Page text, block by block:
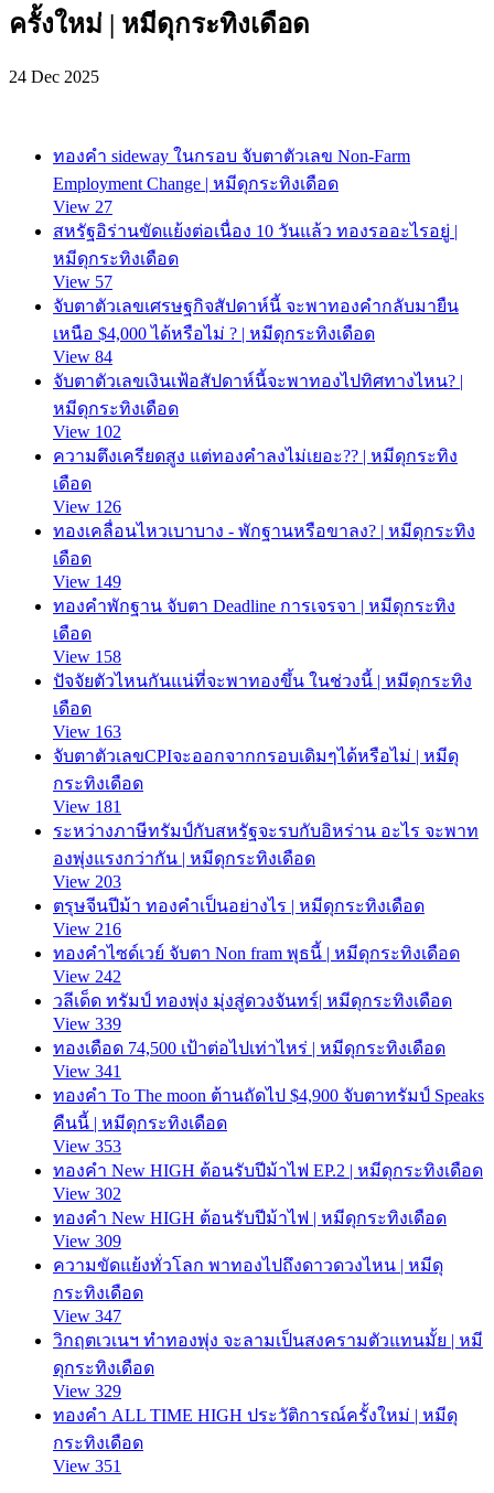
ครั้งใหม่ | หมีดุกระทิงเดือด
24 Dec 2025
ทองคำ sideway ในกรอบ จับตาตัวเลข Non-Farm
Employment Change | หมีดุกระทิงเดือด
View 27
สหรัฐอิร่านขัดแย้งต่อเนื่อง 10 วันแล้ว ทองรออะไรอยู่ |
หมีดุกระทิงเดือด
View 57
จับตาตัวเลขเศรษฐกิจสัปดาห์นี้ จะพาทองคำกลับมายืน
เหนือ $4,000 ได้หรือไม่ ? | หมีดุกระทิงเดือด
View 84
จับตาตัวเลขเงินเฟ้อสัปดาห์นี้จะพาทองไปทิศทางไหน? |
หมีดุกระทิงเดือด
View 102
ความตึงเครียดสูง แต่ทองคำลงไม่เยอะ?? | หมีดุกระทิง
เดือด
View 126
ทองเคลื่อนไหวเบาบาง - พักฐานหรือขาลง? | หมีดุกระทิง
เดือด
View 149
ทองคำพักฐาน จับตา Deadline การเจรจา | หมีดุกระทิง
เดือด
View 158
ปัจจัยตัวไหนกันแน่ที่จะพาทองขึ้น ในช่วงนี้ | หมีดุกระทิง
เดือด
View 163
จับตาตัวเลขCPIจะออกจากกรอบเดิมๆได้หรือไม่ | หมีดุ
กระทิงเดือด
View 181
ระหว่างภาษีทรัมป์กับสหรัฐจะรบกับอิหร่าน อะไร จะพาท
องพุ่งแรงกว่ากัน | หมีดุกระทิงเดือด
View 203
ตรุษจีนปีม้า ทองคำเป็นอย่างไร | หมีดุกระทิงเดือด
View 216
ทองคำไซด์เวย์ จับตา Non fram พุธนี้ | หมีดุกระทิงเดือด
View 242
วลีเด็ด ทรัมป์ ทองพุ่ง มุ่งสู่ดวงจันทร์| หมีดุกระทิงเดือด
View 339
ทองเดือด 74,500 เป้าต่อไปเท่าไหร่ | หมีดุกระทิงเดือด
View 341
ทองคำ To The moon ต้านถัดไป $4,900 จับตาทรัมป์ Speaks
คืนนี้ | หมีดุกระทิงเดือด
View 353
ทองคำ New HIGH ต้อนรับปีม้าไฟ EP.2 | หมีดุกระทิงเดือด
View 302
ทองคำ New HIGH ต้อนรับปีม้าไฟ | หมีดุกระทิงเดือด
View 309
ความขัดแย้งทั่วโลก พาทองไปถึงดาวดวงไหน | หมีดุ
กระทิงเดือด
View 347
วิกฤตเวเนฯ ทำทองพุ่ง จะลามเป็นสงครามตัวแทนมั้ย | หมี
ดุกระทิงเดือด
View 329
ทองคำ ALL TIME HIGH ประวัติการณ์ครั้งใหม่ | หมีดุ
กระทิงเดือด
View 351